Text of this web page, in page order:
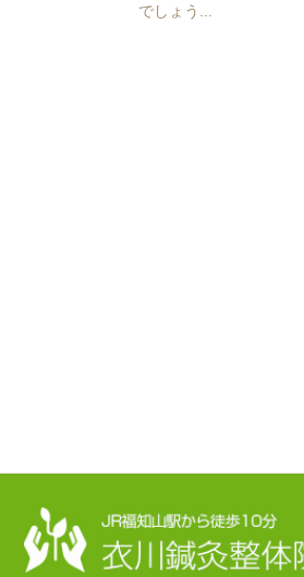
でしょう...